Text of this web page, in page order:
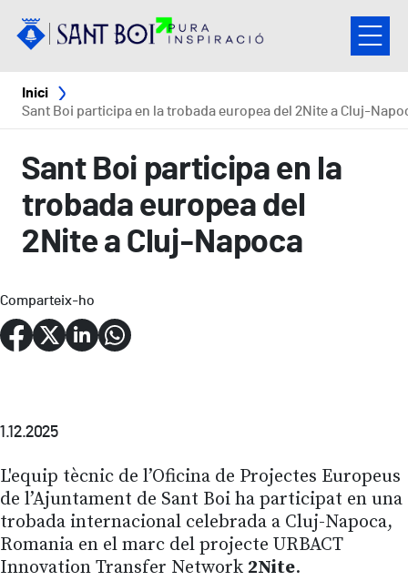
Fil d'ariadna
Inici
Sant Boi participa en la trobada europea del 2Nite a Cluj-
Sant Boi participa en la
trobada europea del
2Nite a Cluj-Napoca
Comparteix-ho
1.12.2025
L'equip tècnic de l’Oficina de Projectes Europeus
de l’Ajuntament de Sant Boi ha participat en una
trobada internacional celebrada a Cluj-Napoca,
Romania en el marc del projecte URBACT
Innovation Transfer Network 2Nite.